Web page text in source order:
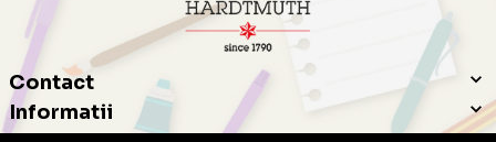
Contact
Informatii